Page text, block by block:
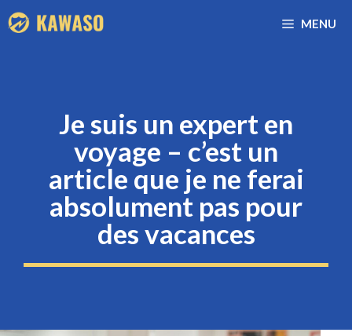
Aller
au
MENU
Je suis un expert en
voyage – c’est un
article que je ne ferai
absolument pas pour
des vacances